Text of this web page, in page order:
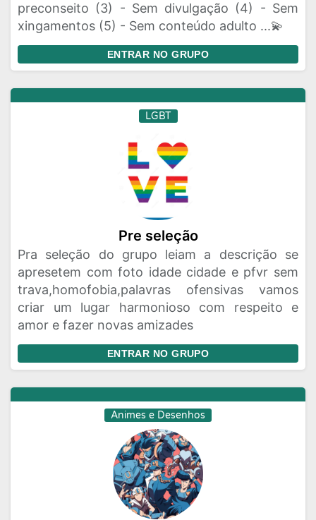
preconseito (3) - Sem divulgação (4) - Sem
xingamentos (5) - Sem conteúdo adulto ...💫
ENTRAR NO GRUPO
LGBT
Pre seleção
Pra seleção do grupo leiam a descrição se
apresetem com foto idade cidade e pfvr sem
trava,homofobia,palavras ofensivas vamos
criar um lugar harmonioso com respeito e
amor e fazer novas amizades
ENTRAR NO GRUPO
Animes e Desenhos